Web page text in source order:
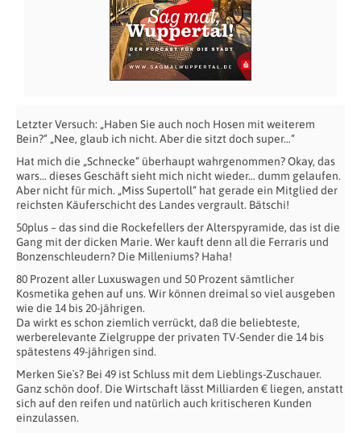
Letzter Versuch: „Haben Sie auch noch Hosen mit weiterem
Bein?“ „Nee, glaub ich nicht. Aber die sitzt doch super…“
Hat mich die „Schnecke“ überhaupt wahrgenommen? Okay, das
wars… dieses Geschäft sieht mich nicht wieder… dumm gelaufen.
Aber nicht für mich. „Miss Supertoll“ hat gerade ein Mitglied der
reichsten Käuferschicht des Landes vergrault. Bätschi!
50plus – das sind die Rockefellers der Alterspyramide, das ist die
Gang mit der dicken Marie. Wer kauft denn all die Ferraris und
Bonzenschleudern? Die Milleniums? Haha!
80 Prozent aller Luxuswagen und 50 Prozent sämtlicher
Kosmetika gehen auf uns. Wir können dreimal so viel ausgeben
wie die 14 bis 20-jährigen.
Da wirkt es schon ziemlich verrückt, daß die beliebteste,
werberelevante Zielgruppe der privaten TV-Sender die 14 bis
spätestens 49-jährigen sind.
Merken Sie`s? Bei 49 ist Schluss mit dem Lieblings-Zuschauer.
Ganz schön doof. Die Wirtschaft lässt Milliarden € liegen, anstatt
sich auf den reifen und natürlich auch kritischeren Kunden
einzulassen.